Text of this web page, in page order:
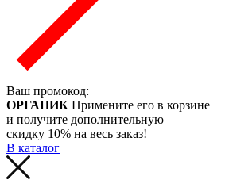
Ваш промокод:
ОРГАНИК Примените его в корзине
и получите дополнительную
скидку 10% на весь заказ!
В каталог